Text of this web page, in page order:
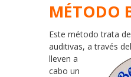
MÉTODO
Este método trata
auditivas, a través
lleven a
cabo un